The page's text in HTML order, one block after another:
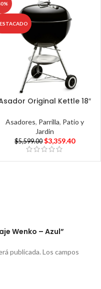
Original Kettle 18″
Asadores, Parrilla, Patio y
Jardin
$5,599.00 $3,359.40
Wenko – Azul”
publicada. Los campos